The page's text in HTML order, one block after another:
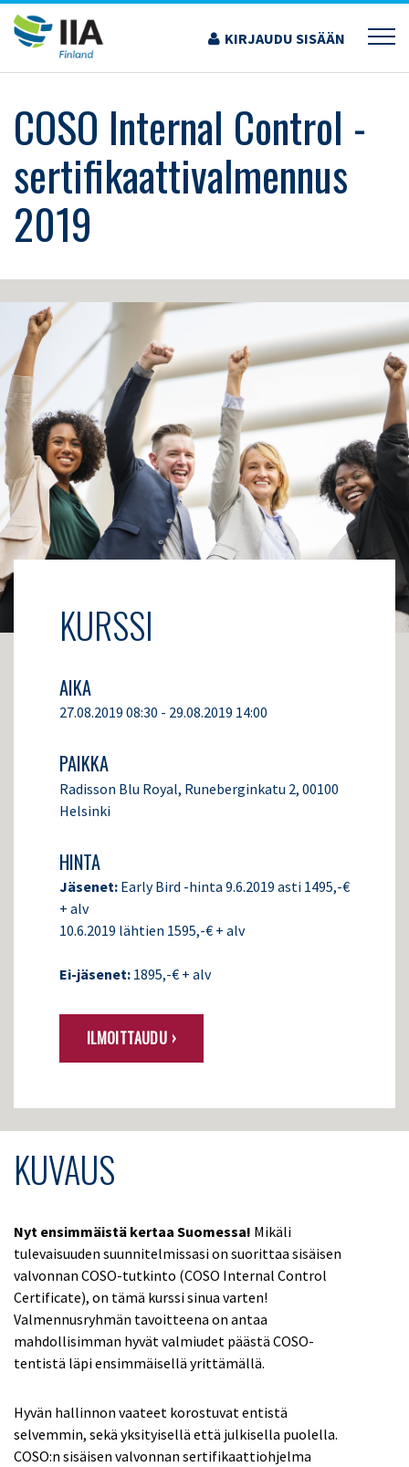
Siirry
sisältöön
KIRJAUDU SISÄÄN
›KOULUTUS JA TAPAHTUMAT
COSO INTERNAL CONTROL -
SERTIFIKAATTIVALMENNUS 2019
COSO Internal Control -
sertifikaattivalmennus
2019
KURSSI
AIKA
27.08.2019 08:30 - 29.08.2019 14:00
PAIKKA
Radisson Blu Royal, Runeberginkatu 2, 00100
Helsinki
HINTA
Jäsenet: Early Bird -hinta 9.6.2019 asti 1495,-€
+ alv
10.6.2019 lähtien 1595,-€ + alv
Ei-jäsenet: 1895,-€ + alv
ILMOITTAUDU ›
KUVAUS
Nyt ensimmäistä kertaa Suomessa! Mikäli
tulevaisuuden suunnitelmissasi on suorittaa sisäisen
valvonnan COSO-tutkinto (COSO Internal Control
Certificate), on tämä kurssi sinua varten!
Valmennusryhmän tavoitteena on antaa
mahdollisimman hyvät valmiudet päästä COSO-
tentistä läpi ensimmäisellä yrittämällä.
Hyvän hallinnon vaateet korostuvat entistä
selvemmin, sekä yksityisellä että julkisella puolella.
COSO:n sisäisen valvonnan sertifikaattiohjelma